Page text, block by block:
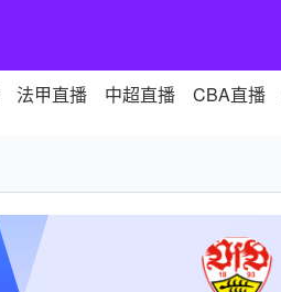
法甲直播 中超直播 CBA直播